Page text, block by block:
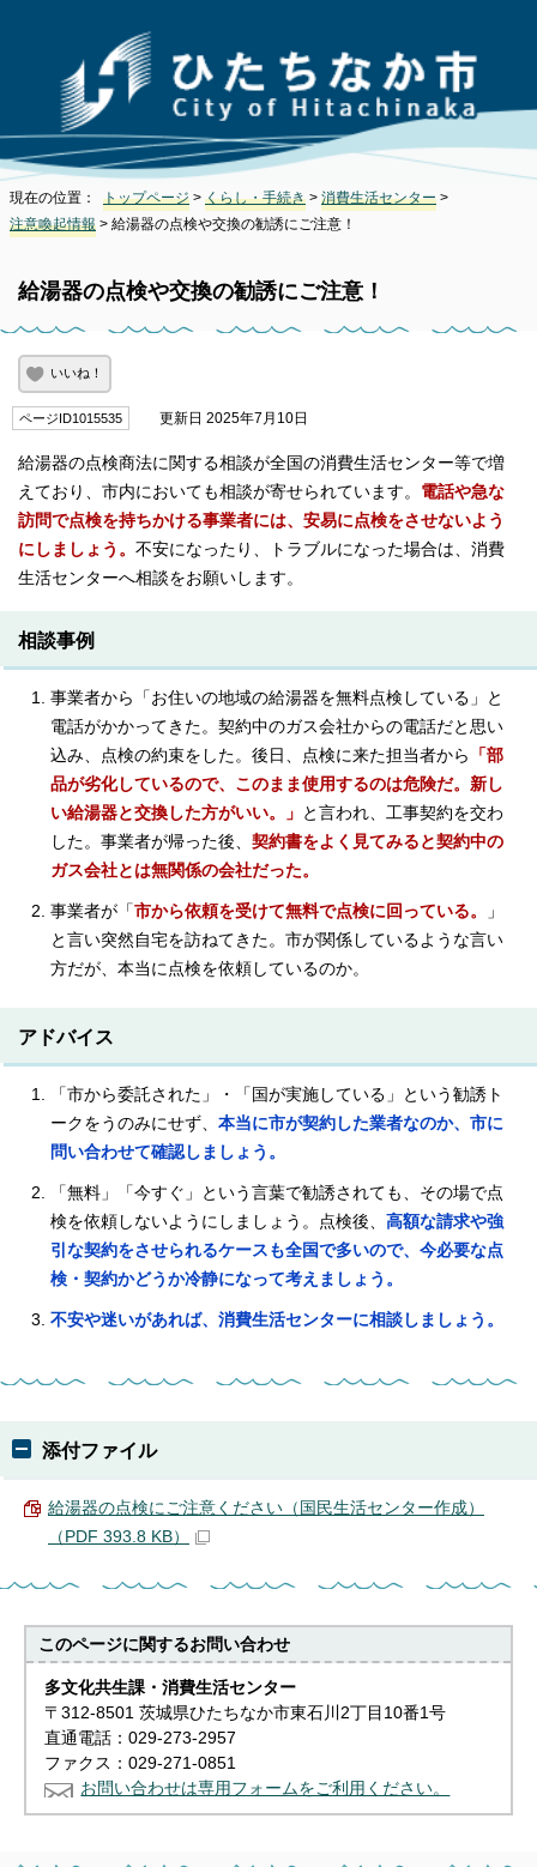
現在の位置： トップページ > くらし・手続き > 消費生活センター >
注意喚起情報 > 給湯器の点検や交換の勧誘にご注意！
給湯器の点検や交換の勧誘にご注意！
いいね！
ページID1015535 更新日 2025年7月10日
給湯器の点検商法に関する相談が全国の消費生活センター等で増
えており、市内においても相談が寄せられています。 電話や急な
訪問で点検を持ちかける事業者には、安易に点検をさせないよう
にしましょう。 不安になったり、トラブルになった場合は、消費
生活センターへ相談をお願いします。
相談事例
事業者から「お住いの地域の給湯器を無料点検している」と
電話がかかってきた。契約中のガス会社からの電話だと思い
込み、点検の約束をした。後日、点検に来た担当者から
「部
品が劣化しているので、このまま使用するのは危険だ。新し
い給湯器と交換した方がいい。」 と言われ、工事契約を交わ
した。事業者が帰った後、 契約書をよく見てみると契約中の
ガス会社とは無関係の会社だった。
事業者が「 市から依頼を受けて無料で点検に回っている。
」
と言い突然自宅を訪ねてきた。市が関係しているような言い
方だが、本当に点検を依頼しているのか。
アドバイス
「市から委託された」・「国が実施している」という勧誘ト
ークをうのみにせず、 本当に市が契約した業者なのか、市に
問い合わせて確認しましょう。
「無料」「今すぐ」という言葉で勧誘されても、その場で点
検を依頼しないようにしましょう。点検後、 高額な請求や強
引な契約をさせられるケースも全国で多いので、今必要な点
検・契約かどうか冷静になって考えましょう。
不安や迷いがあれば、消費生活センターに相談しましょう。
添付ファイル
給湯器の点検にご注意ください（国民生活センター作成）
（PDF 393.8 KB）
このページに関するお問い合わせ
多文化共生課・消費生活センター
〒312-8501 茨城県ひたちなか市東石川2丁目10番1号
直通電話：029-273-2957
ファクス：029-271-0851
お問い合わせは専用フォームをご利用ください。